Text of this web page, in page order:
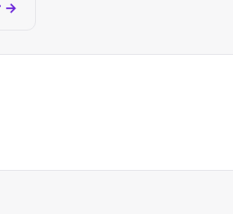
→